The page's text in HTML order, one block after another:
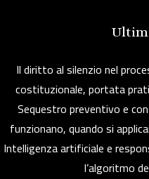
Il diritto al silenzio nel
costituzionale, portata
Sequestro preventivo e
funzionano, quando si
Intelligenza artificiale e
l’algoritmo